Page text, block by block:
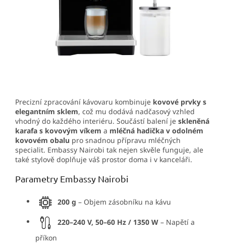
Precizní zpracování kávovaru kombinuje kovové prvky s
elegantním sklem, což mu dodává nadčasový vzhled
vhodný do každého interiéru. Součástí balení je skleněná
karafa s kovovým víkem a mléčná hadička v odolném
kovovém obalu pro snadnou přípravu mléčných
specialit. Embassy Nairobi tak nejen skvěle funguje, ale
také stylově doplňuje váš prostor doma i v kanceláři.
Parametry Embassy Nairobi
200 g – Objem zásobníku na kávu
220–240 V, 50–60 Hz / 1350 W – Napětí a
příkon